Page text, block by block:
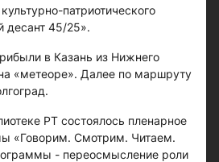
патриотического
десант 45/25».
в Казань из Нижнего
«метеоре». Далее по маршруту
РТ состоялось пленарное
«Говорим. Смотрим. Читаем.
- переосмысление роли